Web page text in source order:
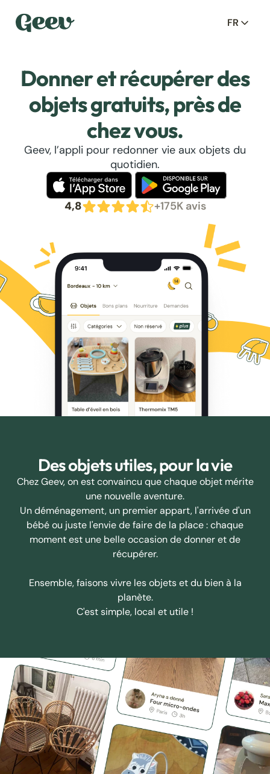
FR
Donner et récupérer des
objets gratuits, près de
chez vous.
Geev, l’appli pour redonner vie aux objets du
quotidien.
4,8 +175K avis
Des objets utiles, pour la vie
Chez Geev, on est convaincu que chaque objet mérite
une nouvelle aventure.
Un déménagement, un premier appart, l'arrivée d'un
bébé ou juste l'envie de faire de la place : chaque
moment est une belle occasion de donner et de
récupérer.
Ensemble, faisons vivre les objets et du bien à la
planète.
C'est simple, local et utile !